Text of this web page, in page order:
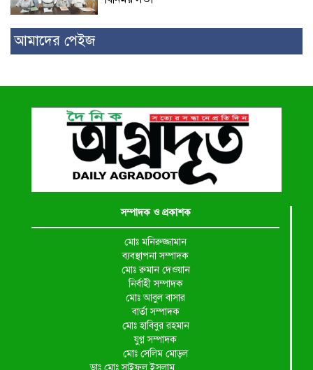
আমাদের পেইজ
সম্পাদক ও প্রকাশক
মোঃ মনিরুজ্জামান
ব্যবস্থাপনা সম্পাদক
মোঃ রুমান দেওয়ান
নির্বাহী সম্পাদক
মোঃ আবুল বাসার
বার্তা সম্পাদক
মোঃ হাবিবুর রহমান
যুগ্ন সম্পাদক
মোঃ সেলিম মোড়ল